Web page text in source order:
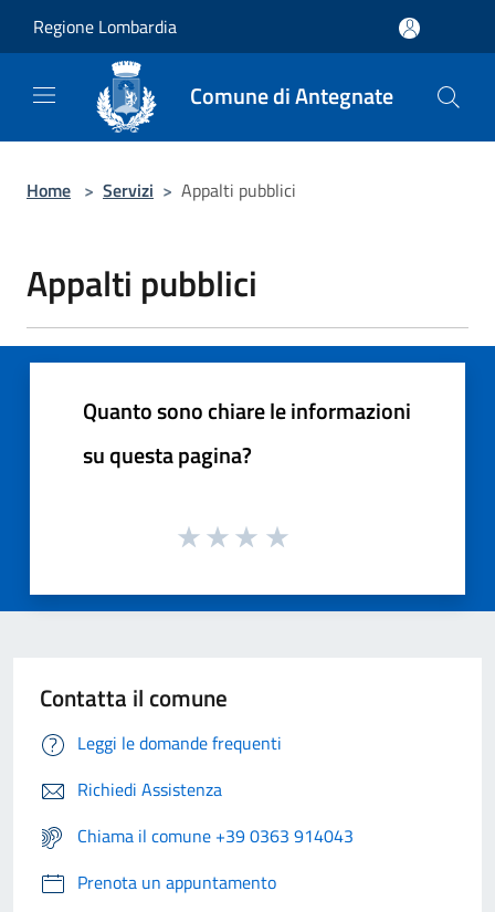
Regione Lombardia
Comune di Antegnate
Home > Servizi > Appalti pubblici
Appalti pubblici
Quanto sono chiare le informazioni
su questa pagina?
Contatta il comune
Leggi le domande frequenti
Richiedi Assistenza
Chiama il comune +39 0363 914043
Prenota un appuntamento